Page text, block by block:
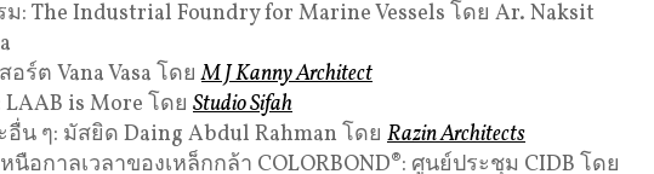
: The Industrial Foundry for Marine Vessels โดย Ar. Naksit
ร์ต Vana Vasa โดยM J Kanny Architect
is More โดย Studio Sifah
น ๆ: มัสยิด Daing Abdul Rahman โดย Razin Architects
นือกาลเวลาของเหล็กกล้า COLORBOND®: ศูนย์ประชุม CIDB โดย